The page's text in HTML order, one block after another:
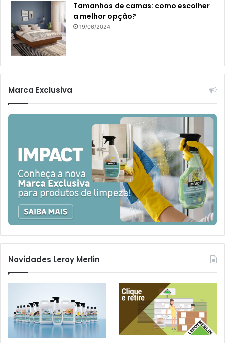
Tamanhos de camas: como escolher
a melhor opção?
19/06/2024
Marca Exclusiva
Novidades Leroy Merlin